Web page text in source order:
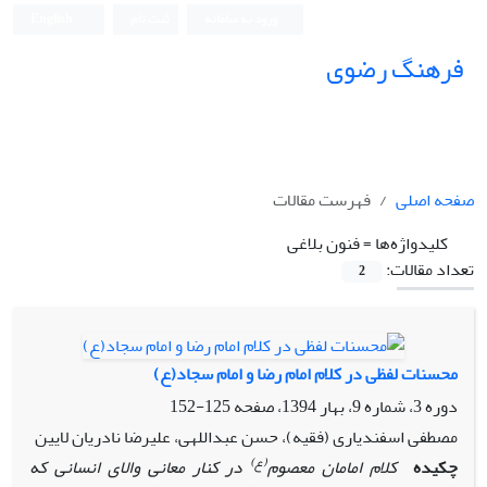
فرهنگ رضوی
صفحه اصلی
فهرست مقالات
کلیدواژه‌ها =فنون بلاغی
تعداد مقالات:
2
محسنات لفظی در کلام امام رضا و امام سجاد(ع)
دوره 3، شماره 9، بهار 1394، صفحه
125-152
مصطفی اسفندیاری (فقیه)، حسن عبداللهی، علیرضا نادریان لایین
چکیده کلام امامان معصوم(ع) در کنار معانی والای انسانی که